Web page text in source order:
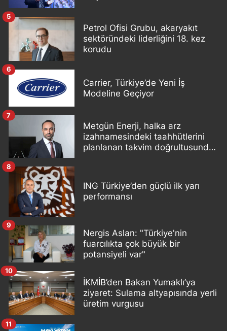
Petrol Ofisi Grubu, akaryakıt
sektöründeki liderliğini 18. kez
korudu
5
Carrier, Türkiye’de Yeni İş
Modeline Geçiyor
6
Metgün Enerji, halka arz
izahnamesindeki taahhütlerini
planlanan takvim doğrultusunda
7
ING Türkiye’den güçlü ilk yarı
performansı
8
Nergis Aslan: "Türkiye'nin
fuarcılıkta çok büyük bir
potansiyeli var"
9
İKMİB’den Bakan Yumaklı’ya
ziyaret: Sulama altyapısında yerli
üretim vurgusu
10
11